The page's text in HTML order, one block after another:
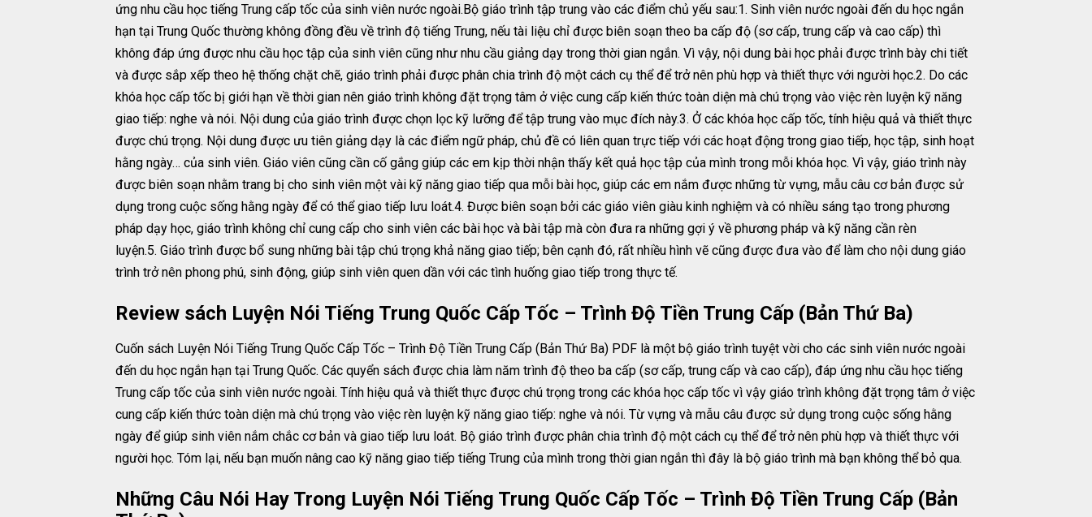
ứng nhu cầu học tiếng Trung cấp tốc của sinh viên nước ngoài.Bộ giáo trình tập trung vào các điểm chủ yếu sau:1. Sinh viên nước ngoài đến du học ngắn
hạn tại Trung Quốc thường không đồng đều về trình độ tiếng Trung, nếu tài liệu chỉ được biên soạn theo ba cấp độ (sơ cấp, trung cấp và cao cấp) thì
không đáp ứng được nhu cầu học tập của sinh viên cũng như nhu cầu giảng dạy trong thời gian ngắn. Vì vậy, nội dung bài học phải được trình bày chi tiết
và được sắp xếp theo hệ thống chặt chẽ, giáo trình phải được phân chia trình độ một cách cụ thể để trở nên phù hợp và thiết thực với người học.2. Do các
khóa học cấp tốc bị giới hạn về thời gian nên giáo trình không đặt trọng tâm ở việc cung cấp kiến thức toàn diện mà chú trọng vào việc rèn luyện kỹ năng
giao tiếp: nghe và nói. Nội dung của giáo trình được chọn lọc kỹ lưỡng để tập trung vào mục đích này.3. Ở các khóa học cấp tốc, tính hiệu quả và thiết thực
được chú trọng. Nội dung được ưu tiên giảng dạy là các điểm ngữ pháp, chủ đề có liên quan trực tiếp với các hoạt động trong giao tiếp, học tập, sinh hoạt
hằng ngày… của sinh viên. Giáo viên cũng cần cố gắng giúp các em kịp thời nhận thấy kết quả học tập của mình trong mỗi khóa học. Vì vậy, giáo trình này
được biên soạn nhằm trang bị cho sinh viên một vài kỹ năng giao tiếp qua mỗi bài học, giúp các em nắm được những từ vựng, mẫu câu cơ bản được sử
dụng trong cuộc sống hằng ngày để có thể giao tiếp lưu loát.4. Được biên soạn bởi các giáo viên giàu kinh nghiệm và có nhiều sáng tạo trong phương
pháp dạy học, giáo trình không chỉ cung cấp cho sinh viên các bài học và bài tập mà còn đưa ra những gợi ý về phương pháp và kỹ năng cần rèn
luyện.5. Giáo trình được bổ sung những bài tập chú trọng khả năng giao tiếp; bên cạnh đó, rất nhiều hình vẽ cũng được đưa vào để làm cho nội dung giáo
trình trở nên phong phú, sinh động, giúp sinh viên quen dần với các tình huống giao tiếp trong thực tế.
Review sách Luyện Nói Tiếng Trung Quốc Cấp Tốc – Trình Độ Tiền Trung Cấp (Bản Thứ Ba)
Cuốn sách Luyện Nói Tiếng Trung Quốc Cấp Tốc – Trình Độ Tiền Trung Cấp (Bản Thứ Ba) PDF là một bộ giáo trình tuyệt vời cho các sinh viên nước ngoài
đến du học ngắn hạn tại Trung Quốc. Các quyển sách được chia làm năm trình độ theo ba cấp (sơ cấp, trung cấp và cao cấp), đáp ứng nhu cầu học tiếng
Trung cấp tốc của sinh viên nước ngoài. Tính hiệu quả và thiết thực được chú trọng trong các khóa học cấp tốc vì vậy giáo trình không đặt trọng tâm ở việc
cung cấp kiến thức toàn diện mà chú trọng vào việc rèn luyện kỹ năng giao tiếp: nghe và nói. Từ vựng và mẫu câu được sử dụng trong cuộc sống hằng
ngày để giúp sinh viên nắm chắc cơ bản và giao tiếp lưu loát. Bộ giáo trình được phân chia trình độ một cách cụ thể để trở nên phù hợp và thiết thực với
người học. Tóm lại, nếu bạn muốn nâng cao kỹ năng giao tiếp tiếng Trung của mình trong thời gian ngắn thì đây là bộ giáo trình mà bạn không thể bỏ qua.
Những Câu Nói Hay Trong Luyện Nói Tiếng Trung Quốc Cấp Tốc – Trình Độ Tiền Trung Cấp (Bản